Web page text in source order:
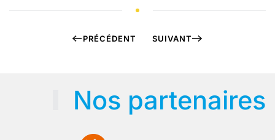
PRÉCÉDENT SUIVANT
Nos partenaires